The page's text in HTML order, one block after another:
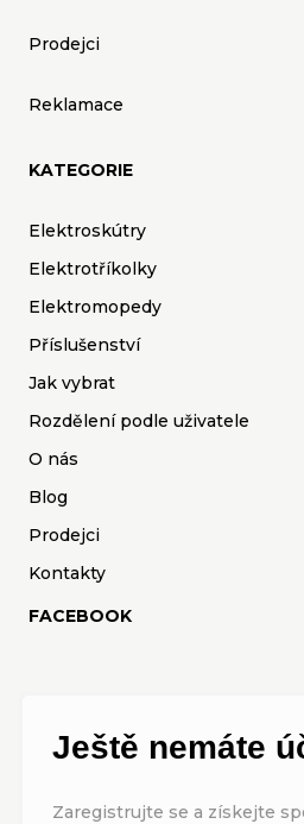
Prodejci
Reklamace
KATEGORIE
Elektroskútry
Elektrotříkolky
Elektromopedy
Příslušenství
Jak vybrat
Rozdělení podle uživatele
O nás
Blog
Prodejci
Kontakty
FACEBOOK
Ještě nemáte
Zaregistrujte se a získejte